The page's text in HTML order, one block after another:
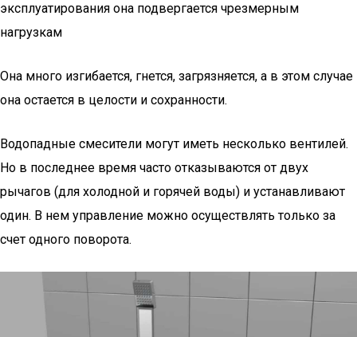
эксплуатирования она подвергается чрезмерным
нагрузкам
Она много изгибается, гнется, загрязняется, а в этом случае
она остается в целости и сохранности.
Водопадные смесители могут иметь несколько вентилей.
Но в последнее время часто отказываются от двух
рычагов (для холодной и горячей воды) и устанавливают
один. В нем управление можно осуществлять только за
счет одного поворота.